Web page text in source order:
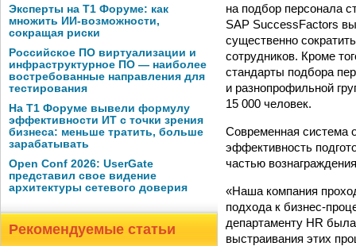
Эксперты на Т1 Форуме: как
множить ИИ-возможности,
сокращая риски
Российское ПО виртуализации и
инфраструктурное ПО — наиболее
востребованные направления для
тестирования
На Т1 Форуме вывели формулу
эффективности ИТ с точки зрения
бизнеса: меньше тратить, больше
зарабатывать
Open Conf 2026: UserGate
представил свое видение
архитектуры сетевого доверия
Рекомендуемые статьи
на подбор персонала
SAP SuccessFactors
существенно
сотрудников. Кроме
стандарты подбора
и разнопрофильной
15 000 человек.
Современная система
эффективность
частью
«Наша компания
подхода к бизнес-
департаменту HR
выстраивания этих